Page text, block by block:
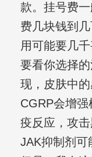
款。挂号费
费几块钱到
用可能要几
要看你选择
现，皮肤中
CGRP会增
疫反应，攻
JAK抑制剂可